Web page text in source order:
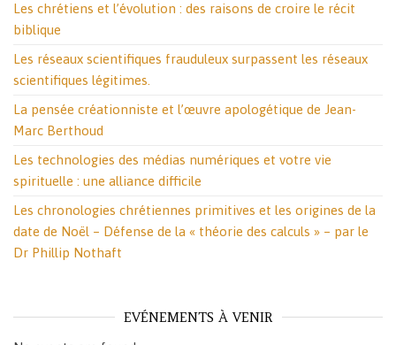
Les chrétiens et l’évolution : des raisons de croire le récit
biblique
Les réseaux scientifiques frauduleux surpassent les réseaux
scientifiques légitimes.
La pensée créationniste et l’œuvre apologétique de Jean-
Marc Berthoud
Les technologies des médias numériques et votre vie
spirituelle : une alliance difficile
Les chronologies chrétiennes primitives et les origines de la
date de Noël – Défense de la « théorie des calculs » – par le
Dr Phillip Nothaft
EVÉNEMENTS À VENIR